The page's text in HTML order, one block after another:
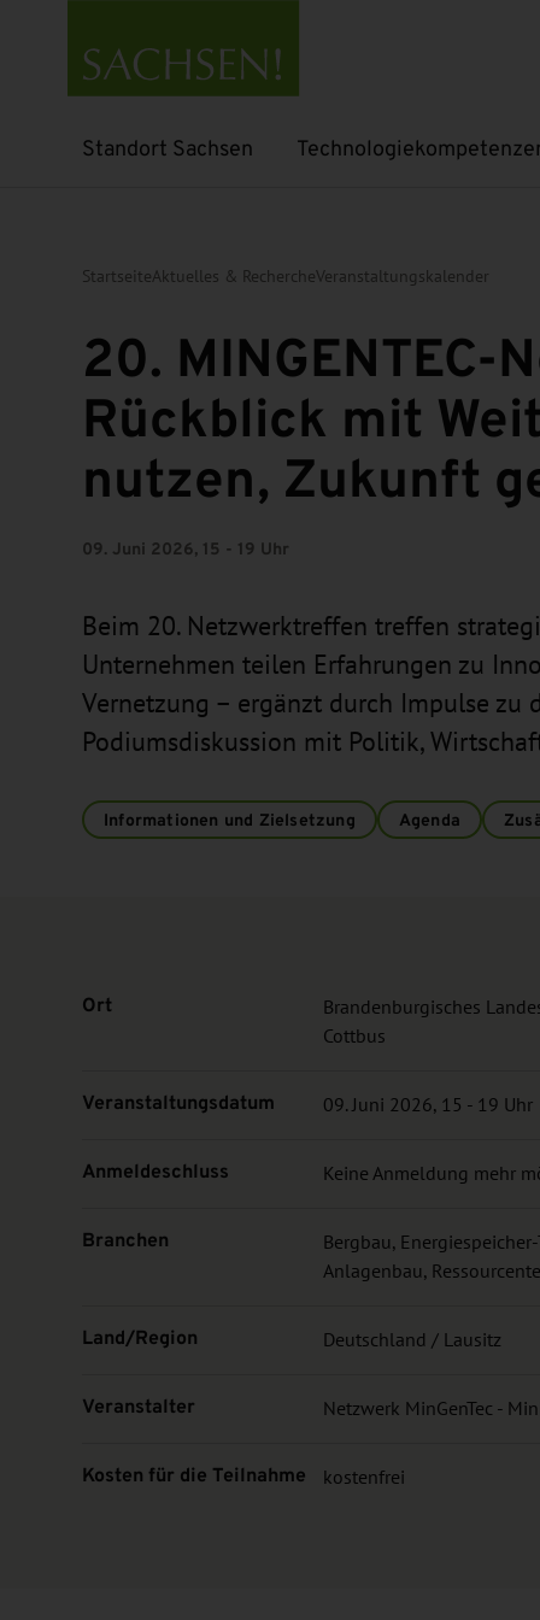
Standort Sachsen
Untermenü öffnen Untermenü öffnen
StartseiteAktuelles & RechercheVeranstaltungskalender
20.
Rückblick mit
nutzen, Zukunft
09. Juni 2026, 15 - 19 Uhr
Beim 20. Netzwerktreffen treffen
Unternehmen teilen Erfahrungen zu
Vernetzung – ergänzt durch Impulse zu
Podiumsdiskussion mit Politik,
Informationen und Zielsetzung Agenda
Ort
Brandenburgisches
Cottbus
Veranstaltungsdatum 09. Juni 2026, 15 - 19 Uhr
Anmeldeschluss Keine Anmeldung mehr
Branchen
Bergbau,
Anlagenbau,
Land/Region Deutschland / Lausitz
Veranstalter Netzwerk MinGenTec -
Kosten für die Teilnahme kostenfrei